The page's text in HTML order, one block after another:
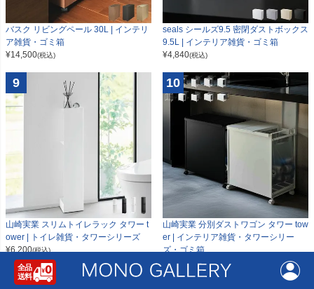
バスク リビングペール 30L | インテリ
ア雑貨・ゴミ箱
¥14,500(税込)
seals シールズ9.5 密閉ダストボックス
9.5L | インテリア雑貨・ゴミ箱
¥4,840(税込)
9
山崎実業 スリムトイレラック タワー t
ower | トイレ雑貨・タワーシリーズ
¥6,200(税込)
10
山崎実業 分別ダストワゴン タワー tow
er | インテリア雑貨・タワーシリー
ズ・ゴミ箱
9,790 (税込)